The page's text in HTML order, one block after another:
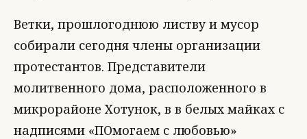
Ветки, прошлогоднюю листву и мусор
собирали сегодня члены организации
протестантов. Представители
молитвенного дома, расположенного в
микрорайоне Хотунок, в в белых майках с
надписями «ПОмогаем с любовью»